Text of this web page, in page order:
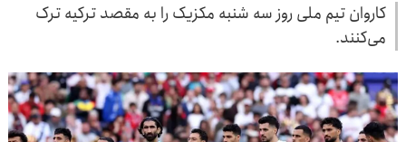
کاروان تیم ملی روز سه شنبه مکزیک را به مقصد ترکیه ترک
می‌کنند.